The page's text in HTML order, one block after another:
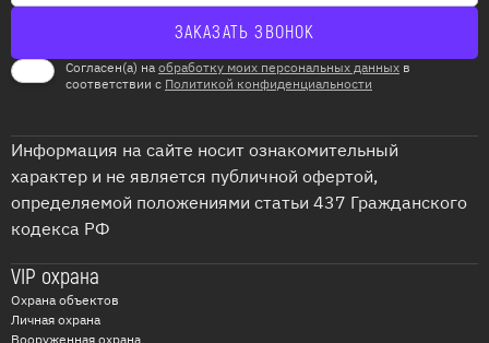
Согласен(а) на обработку моих персональных данных в
соответствии с Политикой конфиденциальности
Информация на сайте носит ознакомительный
характер и не является публичной офертой,
определяемой положениями статьи 437 Гражданского
кодекса РФ
VIP охрана
Охрана объектов
Личная охрана
Вооруженная охрана